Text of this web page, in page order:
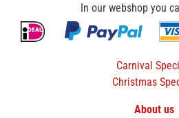
In our webshop you
Carnival
Christmas
About us